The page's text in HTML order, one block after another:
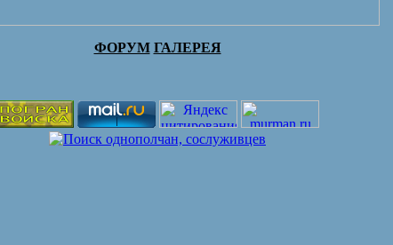
ФОРУМ ГАЛЕРЕЯ